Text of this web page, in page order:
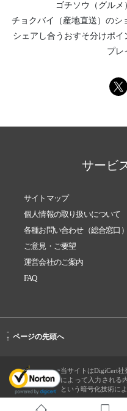
ゴチソウ（グルメ
チョクバイ（産地直送） のシ
シェアし合う おすそ分けポイ
プレ
サービ
サイトマップ
個人情報の取り扱いについて
各種お問い合わせ（総合窓口）
ご意見・ご要望
運営会社のご案内
FAQ
-
↑ ページの先頭へ
当サイトはDigiCert
によって入力される
という暗号化技術に